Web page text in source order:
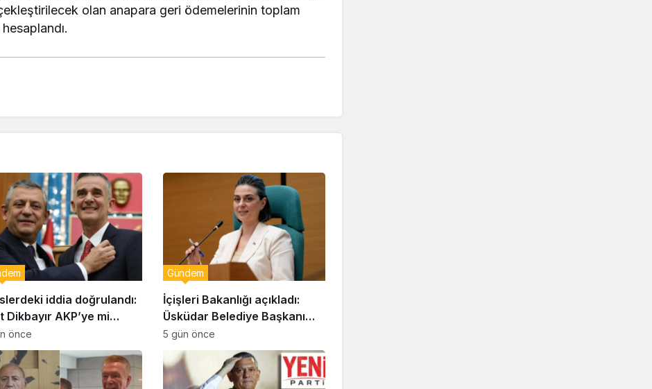
olan anapara geri ödemelerinin toplam
iddia doğrulandı:
Dikbayır AKP’ye mi
önce
İçişleri Bakanlığı açıkladı:
Üsküdar Belediye Başkanı
Sinem Dedetaş görevden
uzaklaştırıldı
Gündem
5 gün önce